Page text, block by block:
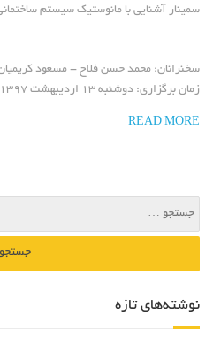
سمینار آشنایی با مانوستیک سیستم
سخنرانان: محمد حسن فلاح - مسعود
زمان برگزاری: دوشنبه ۱۳ اردیبهشت ۱۳۹۷، ساعت ۳ الی ۵ بعد از ظهر
READ MORE
نوشته‌های تازه